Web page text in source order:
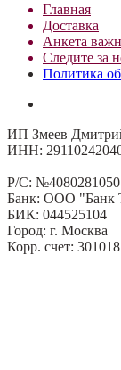
Главная
Доставка
Анкета
Следите за
Политика
ИП Змеев
ИНН:
Р/С:
Банк: ООО "Банк
БИК: 044525104
Город: г. Москва
Корр. счет: